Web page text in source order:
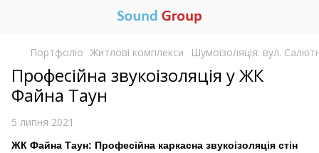
Портфоліо Житлові комплекси Шумоізоляція: вул.
Професійна звукоізоляція у ЖК
Файна Таун
5 липня 2021
ЖК Файна Таун: Професійна каркасна звукоізоляція стін